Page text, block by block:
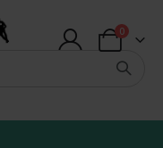
Warenkorb
0Artikel